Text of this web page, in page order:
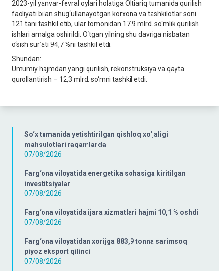
So‘x tumanida yetishtirilgan qishloq xo‘jaligi
mahsulotlari raqamlarda
07/08/2026
Farg‘ona viloyatida energetika sohasiga kiritilgan
investitsiyalar
07/08/2026
Farg‘ona viloyatida ijara xizmatlari hajmi 10,1 % oshdi
07/08/2026
Farg‘ona viloyatidan xorijga 883,9 tonna sarimsoq
piyoz eksport qilindi
07/08/2026
2023-yil yanvar-fevral oylari holatiga Oltiariq tumanida qurilish
faoliyati bilan shug‘ullanayotgan korxona va tashkilotlar soni
121 tani tashkil etib, ular tomonidan 17,9 mlrd. so‘mlik qurilish
ishlari amalga oshirildi. O‘tgan yilning shu davriga nisbatan
o‘sish sur’ati 94,7 %ni tashkil etdi.
Shundan:
Umumiy hajmdan yangi qurilish, rekonstruksiya va qayta
qurollantirish – 12,3 mlrd. so‘mni tashkil etdi.